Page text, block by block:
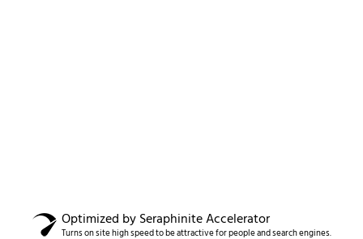
Optimized by Seraphinite Accelerator
Turns on site high speed to be attractive for people and search engines.